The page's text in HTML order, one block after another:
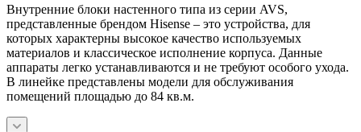
Внутренние блоки настенного типа из серии AVS,
представленные брендом Hisense – это устройства, для
которых характерны высокое качество используемых
материалов и классическое исполнение корпуса. Данные
аппараты легко устанавливаются и не требуют особого ухода.
В линейке представлены модели для обслуживания
помещений площадью до 84 кв.м.